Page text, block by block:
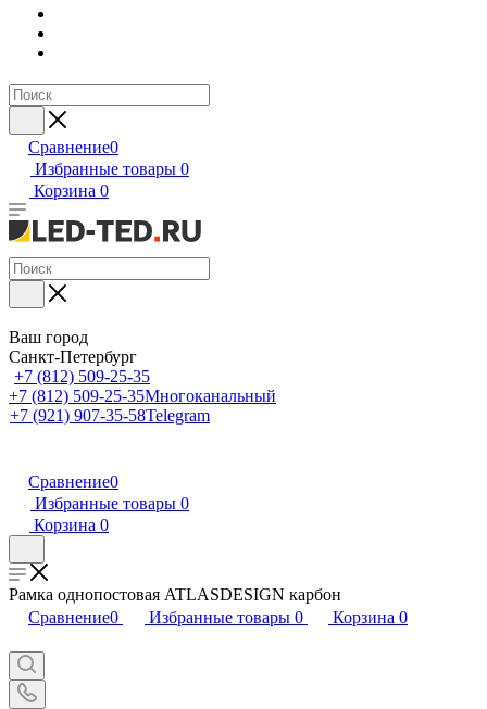
Сравнение0
Избранные товары 0
Корзина 0
Ваш город
Санкт-Петербург
+7 (812) 509-25-35
+7 (812) 509-25-35Многоканальный
+7 (921) 907-35-58Telegram
Сравнение0
Избранные товары 0
Корзина 0
Рамка однопостовая ATLASDESIGN карбон
Сравнение0 Избранные товары 0 Корзина 0